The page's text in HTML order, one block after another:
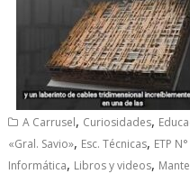
A Carrusel, Curiosidades,
«Gral. Savio», Esc. Técnicas, ETP
Informática, Libros y videos,